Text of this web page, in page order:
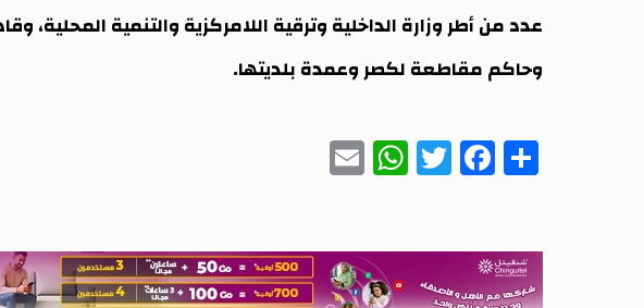
عدد من أطر وزارة الداخلية وترقية اللامركزية والتنمية المحلية،
وحاكم مقاطعة لكصر وعمدة بلديتها.
Share
Facebook
Twitter
WhatsApp